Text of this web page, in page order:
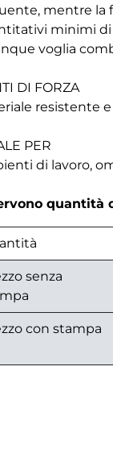
mentre la
minimi di
voglia
DI FORZA
resistente
PER
di lavoro,
quantità
senza
con stampa